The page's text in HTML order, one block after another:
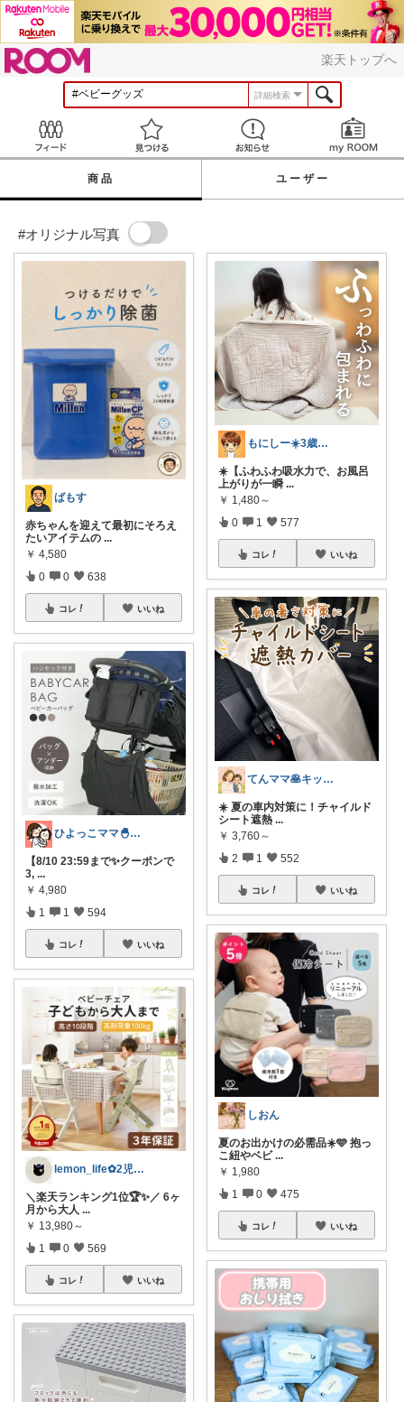
楽天トップへ
詳細検索
見つける お知らせ
商品 ユーザー
#オリジナル写真
ばもす
赤ちゃんを迎えて最初にそろえ
たいアイテムの ...
￥ 4,580
0 0 638
コレ いいね
ひよっこママ🐣𓂃ゆるっと育児と暮らし
【8/10 23:59まで✨クーポンで
3, ...
￥ 4,980
1 1 594
コレ いいね
lemon_life✿2児ママ
＼楽天ランキング1位🏆✨／ 6ヶ
月から大人 ...
￥ 13,980～
1 0 569
コレ いいね
もにしー☀️3歳娘と0歳息子のパパ🧡
☀️【ふわふわ吸水力で、お風呂
上がりが一瞬 ...
￥ 1,480～
0 1 577
コレ いいね
てんママ🥞キッチン雑貨と育児グッズ
☀️ 夏の車内対策に！チャイルド
シート遮熱 ...
￥ 3,760～
2 1 552
コレ いいね
しおん
夏のお出かけの必需品☀️🩵 抱っ
こ紐やベビ ...
￥ 1,980
1 0 475
コレ いいね